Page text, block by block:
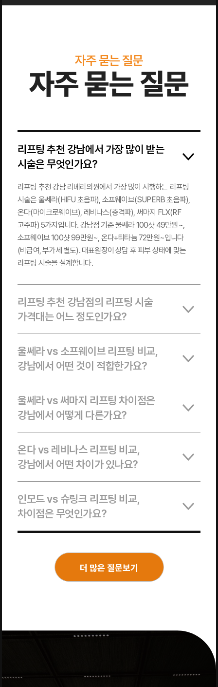
자주 묻는 질문
자주 묻는 질문
리프팅 추천 강남에서 가장 많이 받는
시술은 무엇인가요?
리프팅 추천 강남 리베리의원에서 가장 많이 시행하는 리프팅
시술은 울쎄라(HIFU 초음파), 소프웨이브(SUPERB 초음파),
온다(마이크로웨이브), 레비나스(충격파), 써마지 FLX(RF
고주파) 5가지입니다. 강남점 기준 울쎄라 100샷 49만원~,
소프웨이브 100샷 99만원~, 온다+티타늄 72만원~입니다
(비급여, 부가세 별도). 대표원장이 상담 후 피부 상태에 맞는
리프팅 시술을 설계합니다.
리프팅 추천 강남점의 리프팅 시술
가격대는 어느 정도인가요?
울쎄라 vs 소프웨이브 리프팅 비교,
강남에서 어떤 것이 적합한가요?
울쎄라 vs 써마지 리프팅 차이점은
강남에서 어떻게 다른가요?
온다 vs 레비나스 리프팅 비교,
강남에서 어떤 차이가 있나요?
인모드 vs 슈링크 리프팅 비교,
차이점은 무엇인가요?
더 많은 질문보기